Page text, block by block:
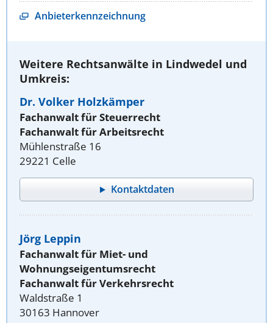
Anbieterkennzeichnung
Weitere Rechtsanwälte in Lindwedel und
Umkreis:
Dr. Volker Holzkämper
Fachanwalt für Steuerrecht
Fachanwalt für Arbeitsrecht
Mühlenstraße 16
29221 Celle
Kontaktdaten
Jörg Leppin
Fachanwalt für Miet- und
Wohnungseigentumsrecht
Fachanwalt für Verkehrsrecht
Waldstraße 1
30163 Hannover